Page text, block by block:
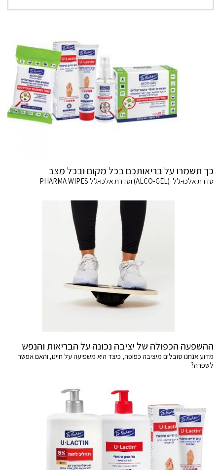
כך תשמרו על בריאותכם בכל מקום ובכל מצב
סדרת אלכו-ג'ל (ALCO-GEL) וסדרת אלכו-ג'ל PHARMA WIPES
ההשפעה הכפולה של יציבה נכונה על הבריאות והנפש
מדוע אנחנו סובלים מיציבה כפופה, כיצד היא משפיעה על חיינו, והאם אפשר
לשפרה?